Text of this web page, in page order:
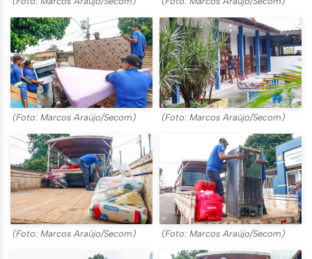
(Foto: Marcos Araújo/Secom) (Foto: Marcos Araújo/Secom)
(Foto: Marcos Araújo/Secom) (Foto: Marcos Araújo/Secom)